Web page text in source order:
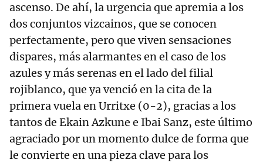
ascenso. De ahí, la urgencia que apremia a los
dos conjuntos vizcainos, que se conocen
perfectamente, pero que viven sensaciones
dispares, más alarmantes en el caso de los
azules y más serenas en el lado del filial
rojiblanco, que ya venció en la cita de la
primera vuela en Urritxe (0-2), gracias a los
tantos de Ekain Azkune e Ibai Sanz, este último
agraciado por un momento dulce de forma que
le convierte en una pieza clave para los